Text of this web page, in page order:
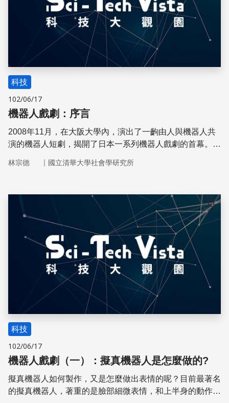
科技
102/06/17
機器人戲劇：序言
2008年11月，在大阪大學內，演出了一齣由人與機器人共
演的機器人短劇，揭開了日本一系列機器人戲劇的首幕。此
業的劇作家和著名的機器人學家合作，讓人不得不好奇為什
林宗德 ｜ 國立清華大學社會學研究所
儲存
科技
102/06/17
機器人戲劇（一）：擬真機器人是怎麼做的?
擬真機器人如何製作，又是怎麼做出表情的呢？目前最著名
的擬真機器人，著重的是臉部細微表情，和上半身的動作，